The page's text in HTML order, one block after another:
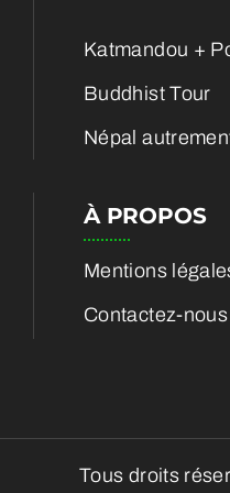
Katmandou +
Buddhist Tour
Népal
À PROPOS
Mentions
Contactez-nous
Tous droits